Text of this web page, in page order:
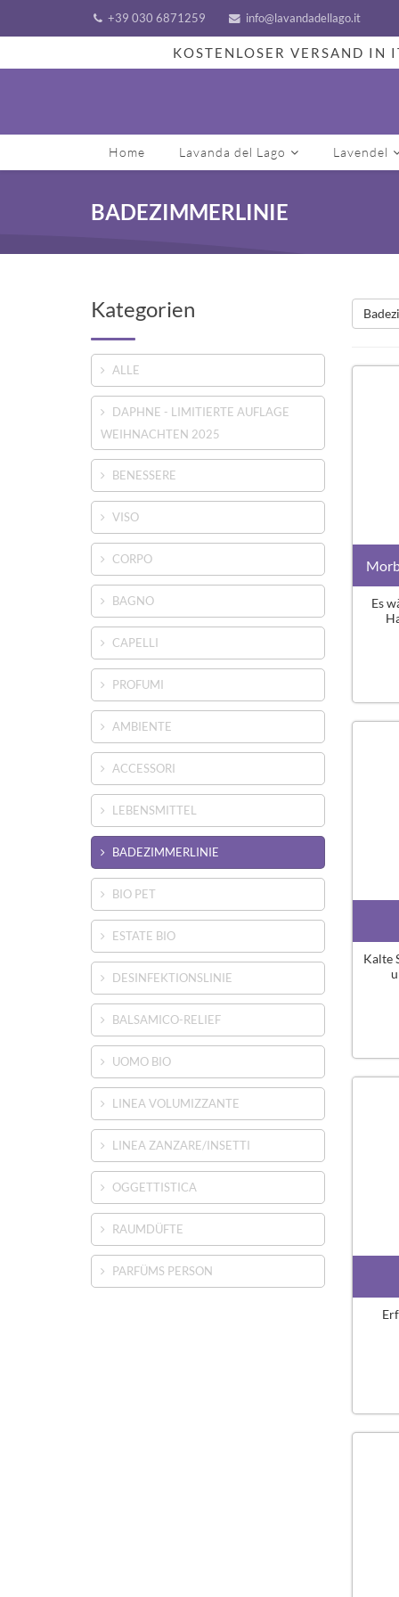
+39 030 6871259 info@lavandadellago.it
KOSTENLOSER VERSAND IN
Home Lavanda del Lago Lavendel
BADEZIMMERLINIE
Kategorien
ALLE
DAPHNE - LIMITIERTE AUFLAGE
WEIHNACHTEN 2025
BENESSERE
VISO
CORPO
BAGNO
CAPELLI
PROFUMI
AMBIENTE
ACCESSORI
LEBENSMITTEL
BADEZIMMERLINIE
BIO PET
ESTATE BIO
DESINFEKTIONSLINIE
BALSAMICO-RELIEF
UOMO BIO
LINEA VOLUMIZZANTE
LINEA ZANZARE/INSETTI
OGGETTISTICA
RAUMDÜFTE
PARFÜMS PERSON
Es
Kalte